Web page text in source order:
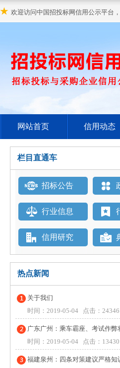
★ 欢迎访问中国招投标网信用公示平台
网站首页 信用动态
栏目直通车
招标公告
行业信息
信用研究
热点新闻
关于我们
时间：2019-05-04 点击：24346
广东广州：乘车霸座、考试作
时间：2019-05-04 点击：13430
福建泉州：四条对策建议严格